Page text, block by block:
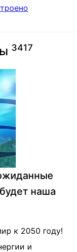
3417
наша
к 2050 году!
и